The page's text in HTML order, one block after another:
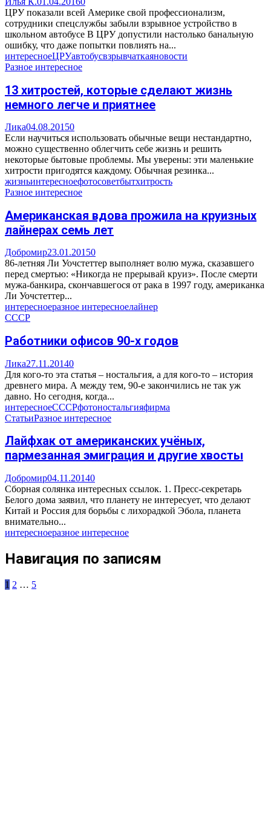
ЦРУ показали всей Америке свой профессионализм,
сотрудники спецслужбы забыли взрывное устройство в
школьном автобусе В ЦРУ допустили настолько банальную
ошибку, что даже попытки повлиять на...
интересноеЦРУавтобусвзрывчаткаяновости
Разное интересное
13 хитростей, которые сделают жизнь
немного легче и приятнее
Лика04.08.20150
Если научиться использовать обычные вещи нестандартно,
можно существенно облегчить себе жизнь и решить
некоторые бытовые проблемы. Мы уверены: эти маленькие
хитрости пригодятся каждому. Обычная резинка...
жизньинтересноефотосоветбытхитрость
Разное интересное
Американская вдова прожила на круизных
лайнерах семь лет
Добромир23.01.20150
86-летняя Ли Уочстеттер выполняет волю мужа, сказавшего
перед смертью: «Никогда не прерывай круиз». После смерти
мужа-банкира, скончавшегося от рака в 1997 году, американка
Ли Уочстеттер...
интересноеразное интересноелайнер
СССР
Работники офисов 90-х годов
Лика27.11.20140
Для кого-то эта статья – ностальгия, а для кого-то – история
древнего мира. А между тем, 90-е закончились не так уж
давно. Но сегодня, когда...
интересноеСССРфотоностальгияфирма
СтатьиРазное интересное
Лайфхак от американских учёных,
пармезанная эмиграция и другие хвосты
Добромир04.11.20140
Сборная солянка интересных ссылок. 1. Пресс-секретарь
Белого дома заявил, что планету не интересует, что делают
Китай и Россия для борьбы с лихорадкой Эбола, планета
внимательно...
интересноеразное интересное
Навигация по записям
1 2 … 5